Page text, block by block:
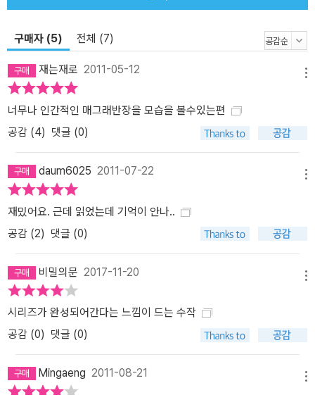
말한다. <이토록 오랜 시간 성공을 거두고 독자들을 사로잡은 작가라
은 현재에도 세계 유수의 출판사들이 선집과 전집을 간행하고, 유력
어야 하는 이유의 단적인 예다. “조르주 심농은 20세기 가장 중요한
소설가이다.” ― 가브리엘 가르시아 마르케스 주인공 쥘 매그레에 관
한 사실들 -신체적 특징: 키 신장 180센티미터, 체중 110킬로그램. 기
혼이지만 자녀는 없음. 45세. 약간 불그스름한 둥근 얼굴, 순진해 보
이는 눈, 너부죽한 코. 울퉁불퉁하니 서민적인 골격. 걸을 때 고개를
꺼덕거리고, 거대한 두 팔을 흔든다. 육중한 덩치이다. 운전을 못한다.
-정신적 특징: 끈덕지고, 조용하고, 차분하고, 집요하고, 한결같고, 본
능적이고, 직관적이고, 비정치적이고, 의심이 많고, 관습적이고, 마음
방에서 죽치는 걸 좋아하고, 그다지 사교적인 성격이 못 됨. 서민 출신
본 척하지 않지만, 돈 많은 부르주아에게는 약간 차갑다. -수사 방식:
그의 가장 뛰어난 능력은 미묘한 분위기를 체감하여 범죄의 본질을
꿰뚫는 것이다. 타인의 처지로 들어가 공감하는 능력은 오직 그만의
것이다. 언제나 가해자보다는 희생자 편이다. 그의 삶에서는 서스펜
스나 사건의 해결은 그렇게 중요한 문제가 아니다. 즉, 보통 추리 소설
과는 달리 이야기의 결말은 아무런 중요성이 없는 것이어서, 독자는
그의 수사 이야기들을 매번 새로운 즐거움을 느끼며 다시 읽을 수 있
구매자 (5) 전체 (7)
재는재로 2011-05-12
너무나 인간적인 매그래반장을 모습을 볼수있는편
공감 (4) 댓글 (0)
daum6025 2011-07-22
재밌어요. 근데 읽었는데 기억이 안나..
공감 (2) 댓글 (0)
비밀의문 2017-11-20
시리즈가 완성되어간다는 느낌이 드는 수작
공감 (0) 댓글 (0)
Mingaeng 2011-08-21